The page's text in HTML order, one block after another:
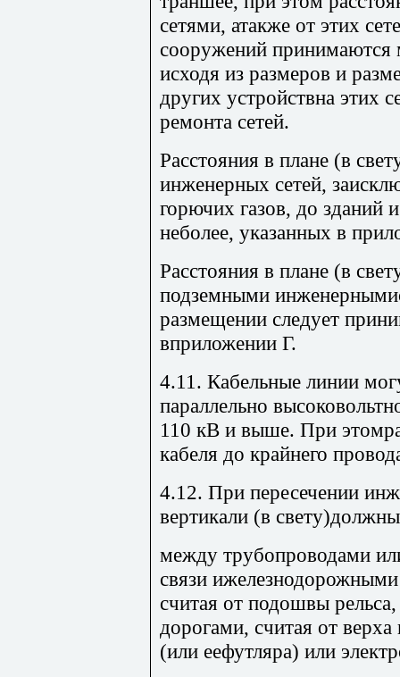
сетями, атакже от этих
сооружений
исходя из размеров и
других устройствна этих
ремонта сетей.
Расстояния в плане (в
инженерных сетей,
горючих газов, до зданий
неболее, указанных в
Расстояния в плане (в
подземными
размещении следует
вприложении Г.
4.11. Кабельные линии
параллельно
110 кВ и выше. При
кабеля до крайнего
4.12. При пересечении
вертикали (в
между трубопроводами
связи
считая от подошвы
дорогами, считая от
(или еефутляра) или